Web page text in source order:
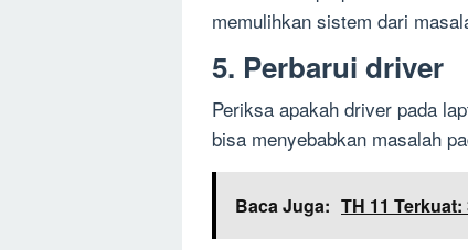
memulihkan sistem dari
5. Perbarui driver
Periksa apakah driver pada
bisa menyebabkan masalah
Baca Juga: TH 11